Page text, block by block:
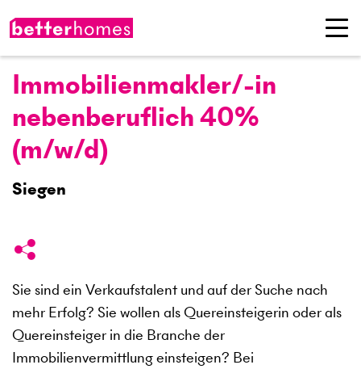
Immobilienmakler/-in
nebenberuflich 40%
(m/w/d)
Siegen
Sie sind ein Verkaufstalent und auf der Suche nach
mehr Erfolg? Sie wollen als Quereinsteigerin oder als
Quereinsteiger in die Branche der
Immobilienvermittlung einsteigen? Bei